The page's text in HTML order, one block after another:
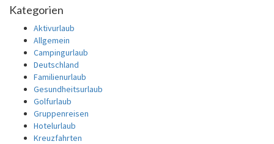
Kategorien
Aktivurlaub
Allgemein
Campingurlaub
Deutschland
Familienurlaub
Gesundheitsurlaub
Golfurlaub
Gruppenreisen
Hotelurlaub
Kreuzfahrten